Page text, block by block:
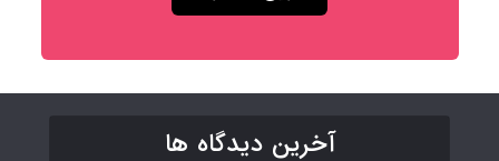
آخرین دیدگاه ها